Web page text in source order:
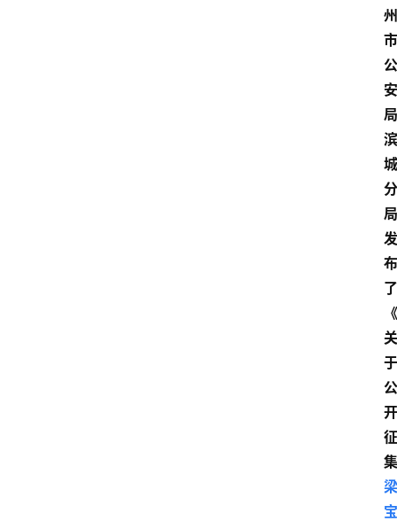
州
市
公
安
局
滨
城
分
局
发
布
了
《
关
于
公
开
征
集
梁
宝